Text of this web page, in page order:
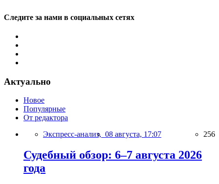
Следите за нами в социальных сетях
Актуально
Новое
Популярные
От редактора
Экспресс-анализ, 08 августа, 17:07 256
Судебный обзор: 6–7 августа 2026
года